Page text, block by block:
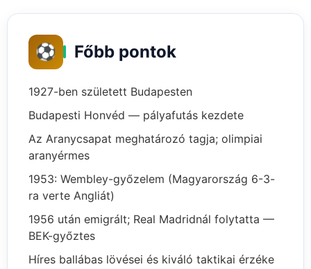
⚽ Főbb pontok
1927-ben született Budapesten
Budapesti Honvéd — pályafutás kezdete
Az Aranycsapat meghatározó tagja; olimpiai
aranyérmes
1953: Wembley-győzelem (Magyarország 6-3-
ra verte Angliát)
1956 után emigrált; Real Madridnál folytatta —
BEK-győztes
Híres ballábas lövései és kiváló taktikai érzéke